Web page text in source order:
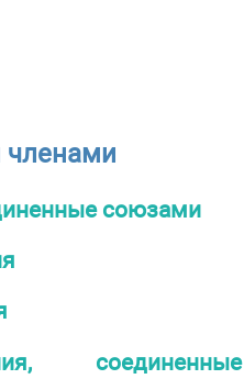
членами
союзами
соединенные